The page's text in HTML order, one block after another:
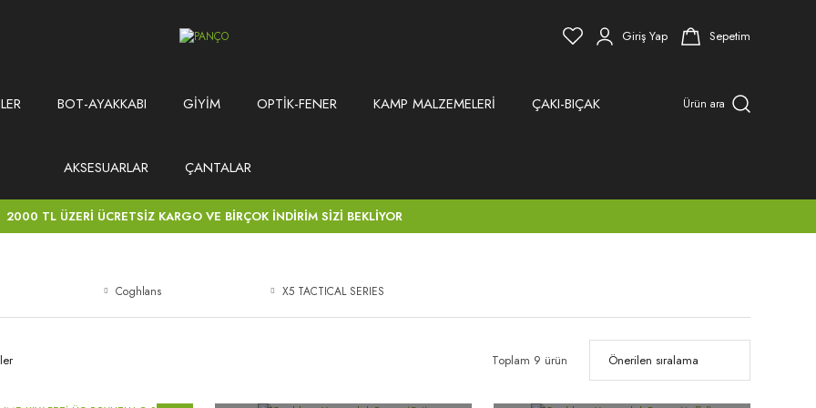
Giriş Yap Sepetim
BOT-AYAKKABI GİYİM OPTİK-FENER KAMP MALZEMELERİ ÇAKI-BIÇAK
AKSESUARLAR ÇANTALAR
Ürün ara
2000 TL ÜZERİ ÜCRETSİZ KARGO VE BİRÇOK İNDİRİM SİZİ BEKLİYOR
Coghlans X5 TACTICAL SERIES
Toplam 9 ürün